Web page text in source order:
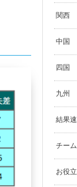
関西
中国
四国
九州
結果
チー
お役